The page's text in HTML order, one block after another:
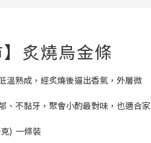
】炙燒烏金條
溫熟成，經炙燒後逼出香氣，外層微
、不黏牙，聚會小酌最對味，也適合家
)  一條裝